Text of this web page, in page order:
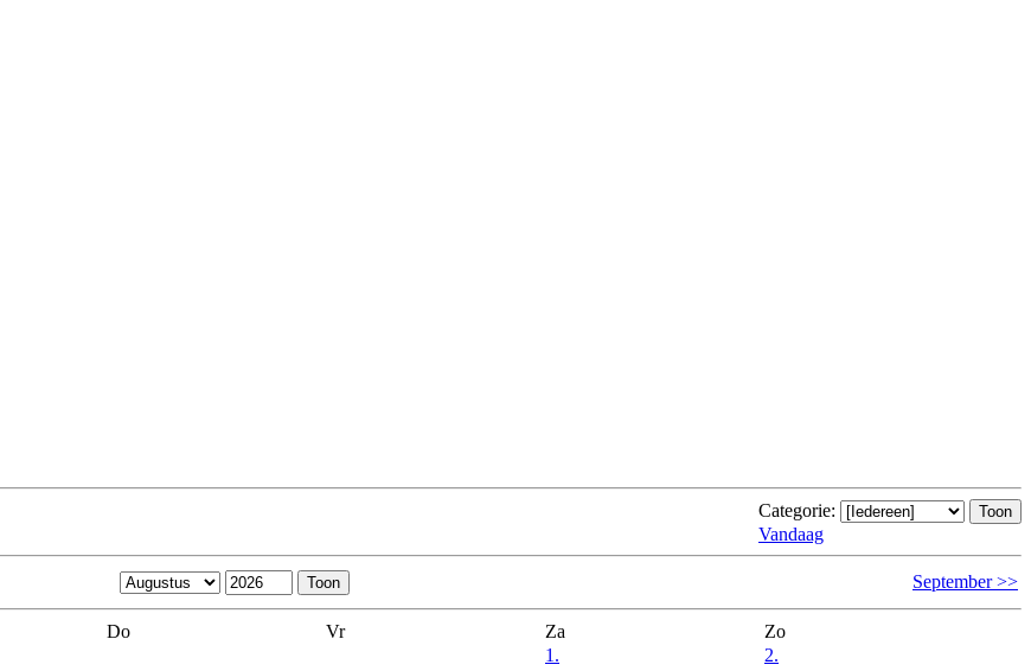
Categorie:
Vandaag
September >>
Do Vr Za
Zo
1.
2.